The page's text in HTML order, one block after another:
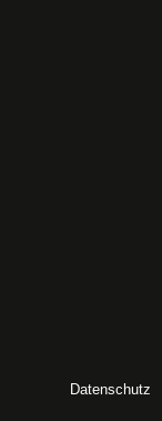
Datenschutz